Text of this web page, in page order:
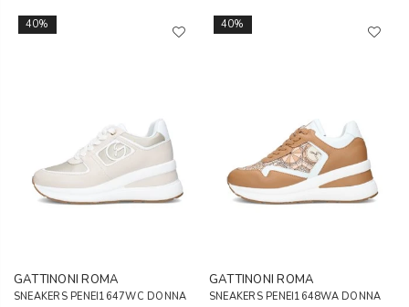
40%
GATTINONI ROMA
SNEAKERS PENEI1647WC DONNA
40%
GATTINONI ROMA
SNEAKERS PENEI1648WA DONNA